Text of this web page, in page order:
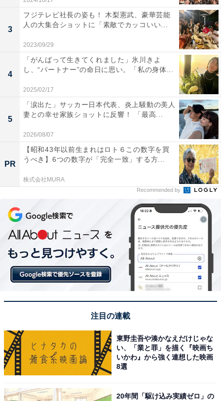
3
フジテレビ社長の姿も！ 木梨憲武、豪華芸能
人の大集合ショットに「素敵でカッコいい...
2023/09/29
4
「がんばって生きてくれました」氷川きよ
し、“パートナー”の命日に思い。「私の身体...
2025/02/17
5
「涙出た」サッカー日本代表、炎上騒動の美人
妻との幸せ家族ショットに反響！ 「最高...
2026/08/07
PR
【昭和43年以前生まれはロト６この数字を買
うべき】6つの数字が「完全一致」する方...
株式会社MURA
Recommended by
注目の連載
東野圭吾や湊かなえだけじゃな
い、「業と罪」を描く『映画ち
いかわ』から強く連想した映画
8選
20年間「駆け込み実績ゼロ」の